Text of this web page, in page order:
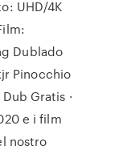
UHD/4K
Dublado
Pinocchio
Gratis ·
e i film
nostro